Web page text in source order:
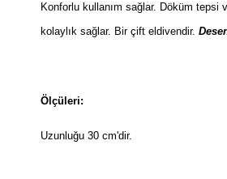
Konforlu kullanım sağlar. Döküm tepsi
kolaylık sağlar. Bir çift eldivendir.
Ölçüleri:
Uzunluğu 30 cm'dir.